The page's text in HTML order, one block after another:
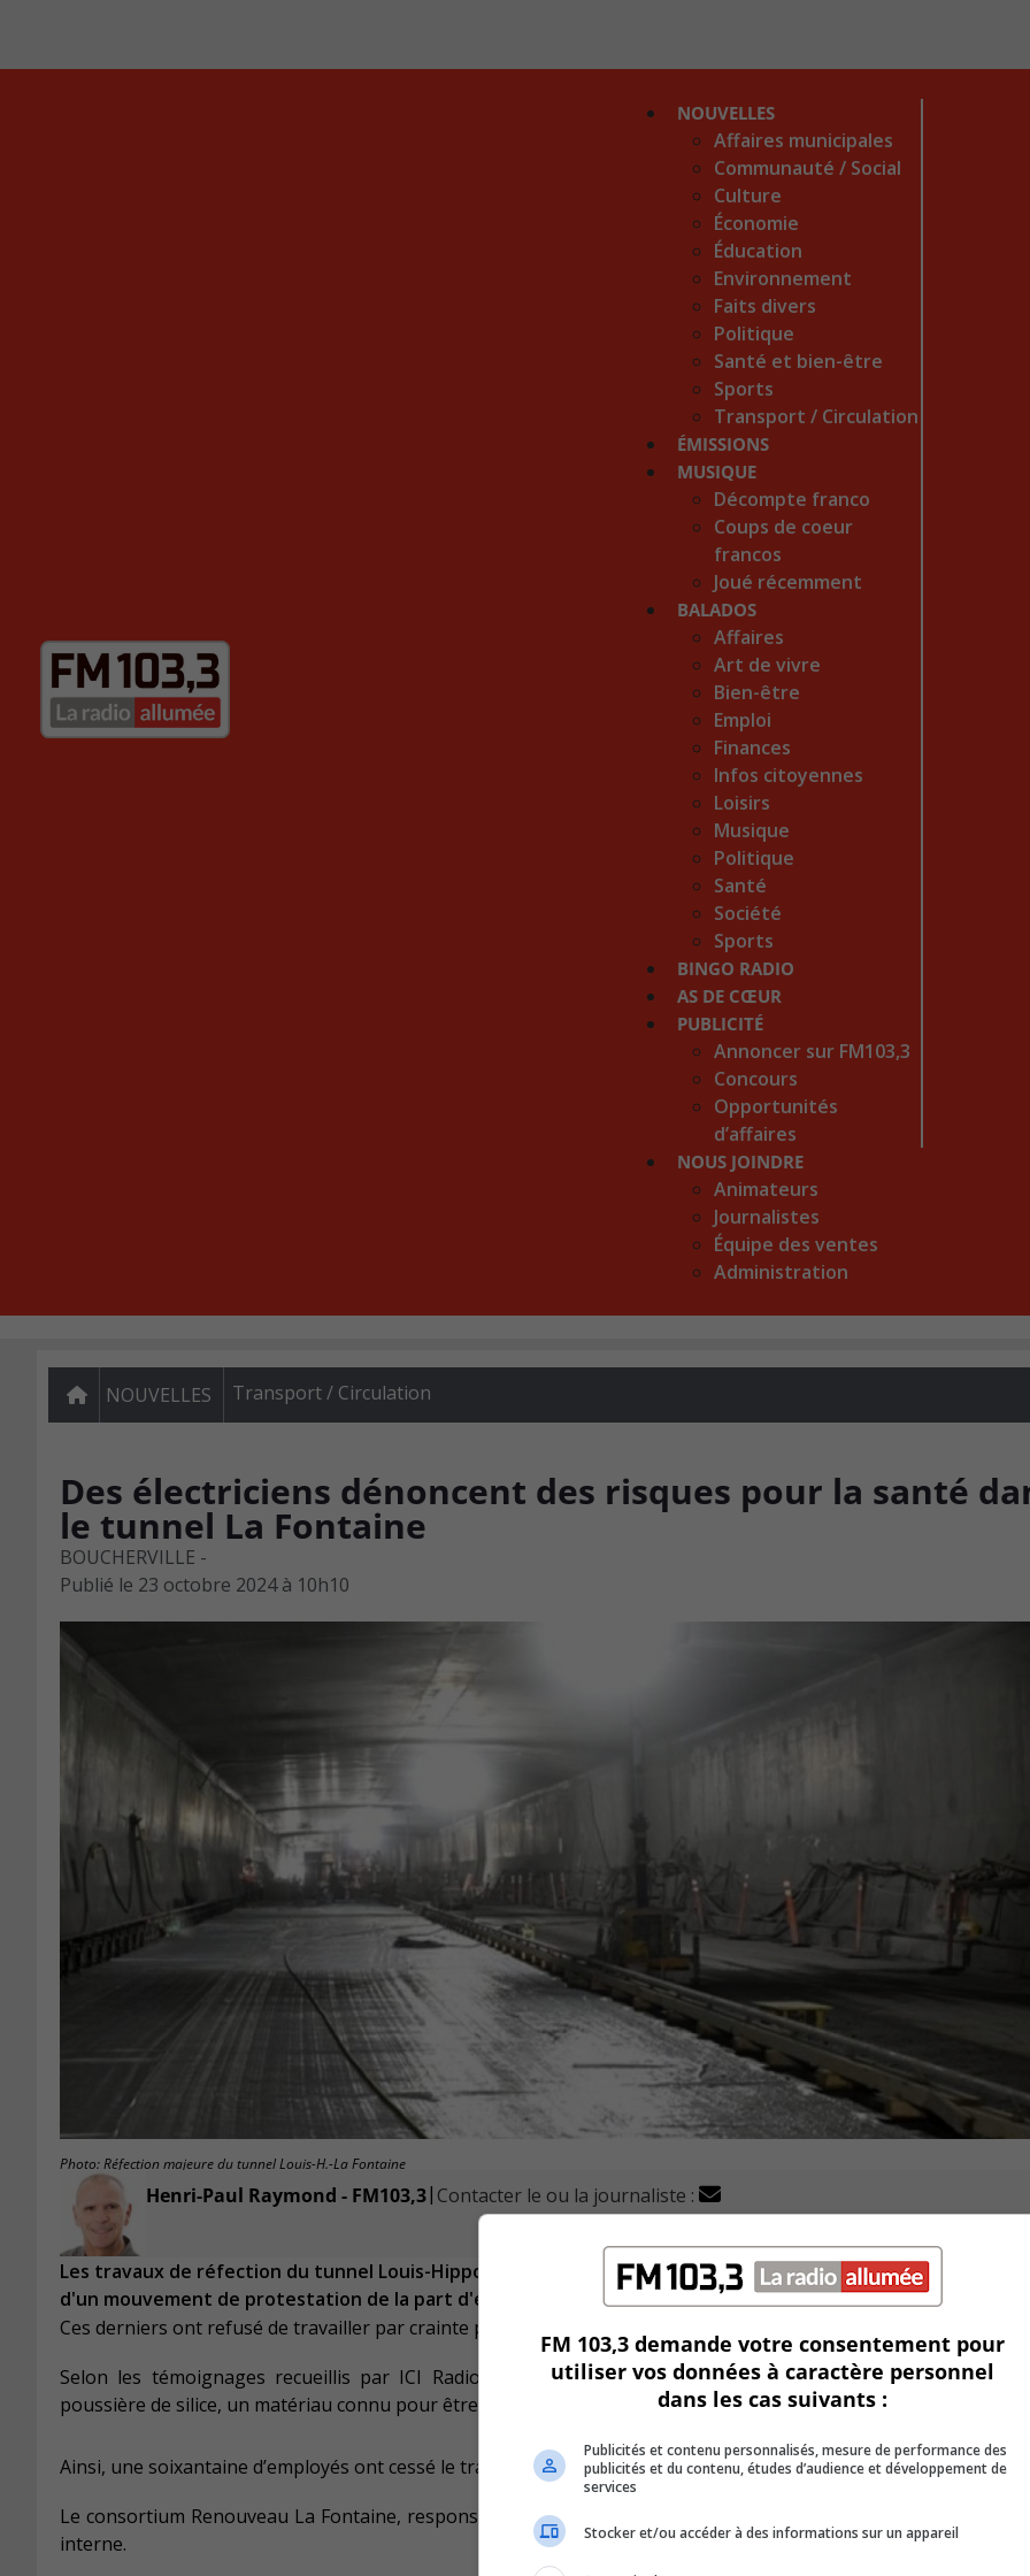
NOUVELLES
Affaires municipales
Communauté / Social
Culture
Économie
Éducation
Environnement
Faits divers
Politique
Santé et bien-être
Sports
Transport / Circulation
ÉMISSIONS
MUSIQUE
Décompte franco
Coups de coeur
francos
Joué récemment
BALADOS
Affaires
Art de vivre
Bien-être
Emploi
Finances
Infos citoyennes
Loisirs
Musique
Politique
Santé
Société
Sports
BINGO RADIO
AS DE CŒUR
PUBLICITÉ
Annoncer sur FM103,3
Concours
Opportunités
d’affaires
NOUS JOINDRE
Animateurs
Journalistes
Équipe des ventes
Administration
NOUVELLES Transport / Circulation
Des électriciens dénoncent des risques pour la santé
le tunnel La Fontaine
BOUCHERVILLE -
Publié le 23 octobre 2024 à 10h10
Photo: Réfection majeure du tunnel Louis-H.-La Fontaine
Henri-Paul Raymond - FM103,3| Contacter le ou la journaliste :
Les travaux de réfection du tunnel Louis-Hippolyte-La Fontaine ont été perturbés ces derniers jours en
d'un mouvement de protestation de la part d'électriciens.
Ces derniers ont refusé de travailler par crainte pour leur santé en raison d’une qualité de l’air jugée insalubre.
Selon les témoignages recueillis par ICI Radio-Canada, les travailleurs seraient exposés à des niveaux
poussière de silice, un matériau connu pour être cancérigène lorsqu’il est inhalé.
Ainsi, une soixantaine d’employés ont cessé le travail à plusieurs reprises, notamment les 11, 15 et 16 octobre
Le consortium Renouveau La Fontaine, responsable du chantier, a été avisé de cette situation et a lancé une
interne.
FM 103,3 demande votre consentement pour
utiliser vos données à caractère personnel
dans les cas suivants :
Publicités et contenu personnalisés, mesure de performance des
publicités et du contenu, études d’audience et développement de
services
Stocker et/ou accéder à des informations sur un appareil